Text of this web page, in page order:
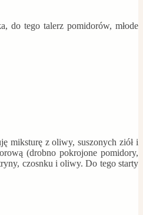
do tego talerz pomidorów, młode
miksturę z oliwy, suszonych ziół i
(drobno pokrojone pomidory,
czosnku i oliwy. Do tego starty